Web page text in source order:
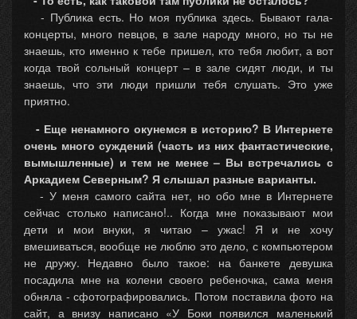
- Публика есть. Но моя публика здесь. Бывают гала-
концерты, много певцов, в зале народу много, но ты не
знаешь, кто именно к тебе пришел, кто тебя любит, а вот
когда твой сольный концерт – в зале сидят люди, и ты
знаешь, что эти люди пришли тебя слушать. Это уже
приятно.
- Еще ненамного окунемся в историю? В Интернете
очень много суждений (часть из них фантастические,
вымышленные) и тем не менее – Вы встречались с
Аркадием Северным? Я слышал разные варианты.
- У меня самого сайта нет, но обо мне в Интернете
сейчас столько написано!.. Когда мне показывают мои
дети и мои внуки, я читаю – ужас! Я и не хочу
вмешиваться, вообще не люблю это дело, с компьютером
не дружу. Недавно было такое: на банкете девушка
посадила мне на колени своего ребеночка, сама меня
обняла - сфотографировались. Потом поставила фото на
сайт, а внизу написано «У Боки появился маленький